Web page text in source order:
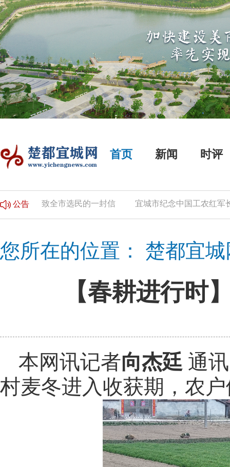
首页 新闻 时评
公告致全市选民的一封信 宜城市纪念中国工农红军长
您所在的位置： 楚都宜城
【春耕进行时
本网讯记者向杰廷 通
村麦冬进入收获期，农